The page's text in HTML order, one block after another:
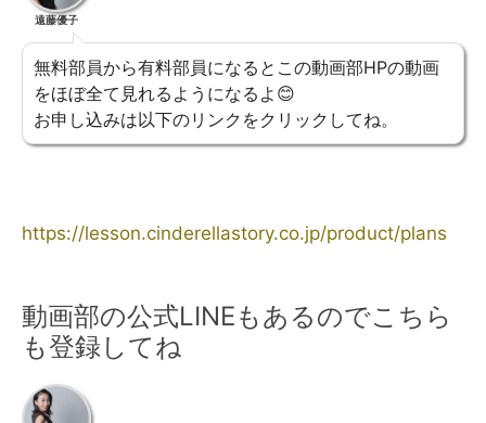
遠藤優子
無料部員から有料部員になるとこの動画部HPの動画
をほぼ全て見れるようになるよ😊
お申し込みは以下のリンクをクリックしてね。
https://lesson.cinderellastory.co.jp/product/plans
動画部の公式LINEもあるのでこちら
も登録してね